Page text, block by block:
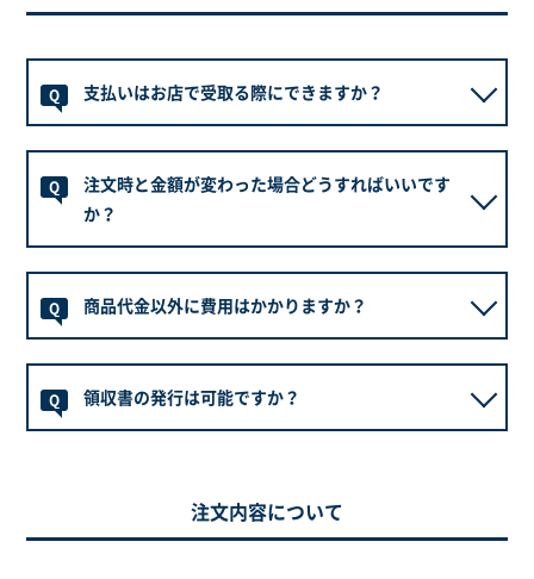
や完売等の可能性もございましたので、お急ぎの場合
※装着不適合や完売、長期欠品の場合、弊社より代替
品をご案内させていただく場合がございます。
Q 支払いはお店で受取る際にできますか？
ネットショッピングにてご選択を頂きました商品・オ
プション及び作業料は、ご注文時にご選択いただいた
お支払い方法での決済となります。
但し、現在装着されているホイールに対してタイヤ組
み替えをする際のバルブ交換については店頭でのお支
さい。
Q
注文時と金額が変わった場合どうすればいいです
か？
注文確定前の場合、以下の対応となります。
■クレジットカード払い以外のお支払い方法の場合
差額が生じた場合、追加でのご請求ではなく、金額の
変更・訂正でのご対応となります。
Q 商品代金以外に費用はかかりますか？
別途作業工賃をいただいております。(一部商品を除
く)
タイヤ・ホイールセットの場合は別途組み込み・バラ
ランス調整の作業工賃は発生いたします。
※作業工賃・廃タイヤ料金は、サイズ・車種により異
Q 領収書の発行は可能ですか？
での領収書発行が出来ません。
注文内容について